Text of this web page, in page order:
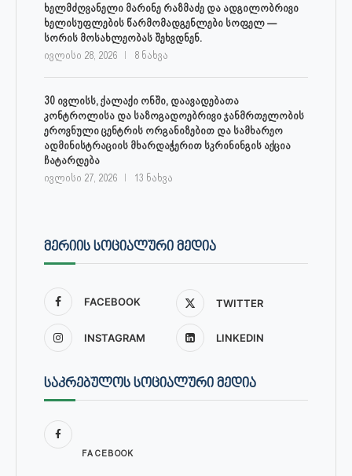
ხელმძღვანელი მარინე რაზმაძე და ადგილობრივი
ხელისუფლების წარმომადგენლები სოფელ —
სორის მოსახლეობას შეხვდნენ.
ივლისი 28, 2026 8 ნახვა
30 ივლისს, ქალაქი ონში, დაავადებათა
კონტროლისა და საზოგადოებრივი ჯანმრთელობის
ეროვნული ცენტრის ორგანიზებით და სამხარეო
ადმინისტრაციის მხარდაჭერით სკრინინგის აქცია
ჩატარდება
ივლისი 27, 2026 13 ნახვა
ᲛᲔᲠᲘᲘᲡ ᲡᲝᲪᲘᲐᲚᲣᲠᲘ ᲛᲔᲓᲘᲐ
FACEBOOK TWITTER
INSTAGRAM LINKEDIN
ᲡᲐᲙᲠᲔᲑᲣᲚᲝᲡ ᲡᲝᲪᲘᲐᲚᲣᲠᲘ ᲛᲔᲓᲘᲐ
FACEBOOK